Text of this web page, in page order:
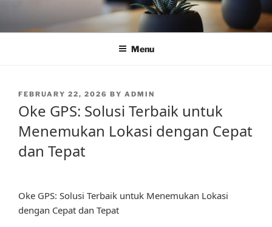
content
Menu
POSTED
FEBRUARY 22, 2026 BY ADMIN
Oke GPS: Solusi Terbaik untuk
Menemukan Lokasi dengan Cepat
dan Tepat
Oke GPS: Solusi Terbaik untuk Menemukan Lokasi
dengan Cepat dan Tepat